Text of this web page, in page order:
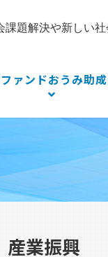
課題解決や新しい
ァンドおうみ助
産業振興